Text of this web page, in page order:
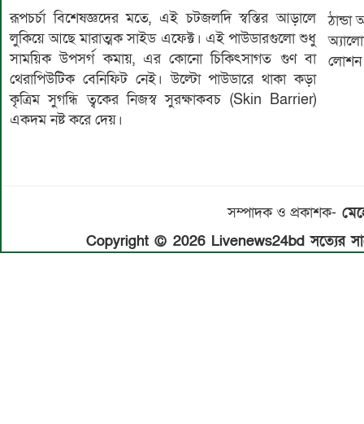
রূপচর্চা বিশেষজ্ঞদের মতে, এই চটজলদি স্বস্তির আড়ালে
লুকিয়ে আছে মারাত্মক সাইড এফেক্ট। এই পাউডারগুলো শুধু
সাময়িক উপসর্গ কমায়, এর কোনো চিকিৎসাগত গুণ বা
থেরাপিউটিক বেনিফিট নেই। উল্টো পাউডারে থাকা কড়া
কৃত্রিম সুগন্ধি ত্বকের নিজস্ব সুরক্ষাকবচ (Skin Barrier)
একদম নষ্ট করে দেয়।
সম্পাদক ও প্রকাশক-
Copyright © 2026 Livenews24bd সত্যের